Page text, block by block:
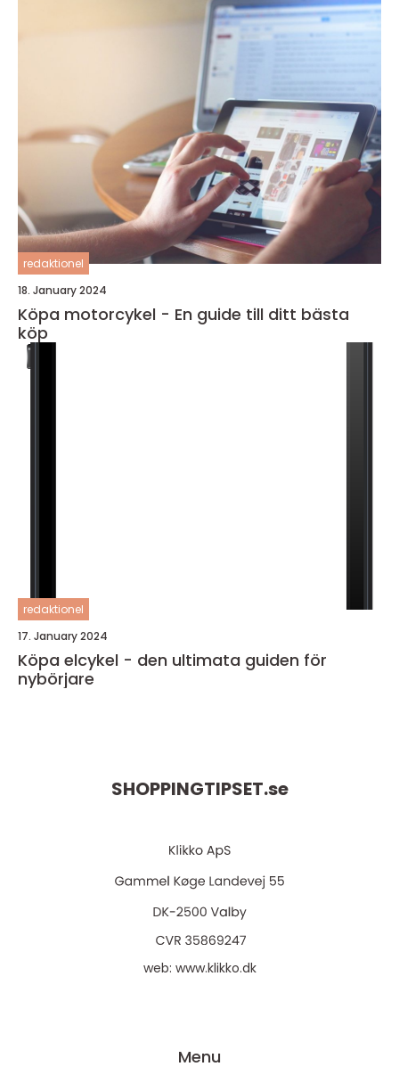
redaktionel
18. January 2024
Köpa motorcykel - En guide till ditt bästa
köp
redaktionel
17. January 2024
Köpa elcykel - den ultimata guiden för
nybörjare
SHOPPINGTIPSET.se
web: www.klikko.dk
Menu